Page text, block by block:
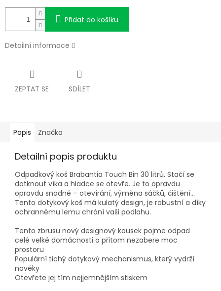
Přidat do košíku
Detailní informace
ZEPTAT SE SDÍLET
Popis Značka
Detailní popis produktu
Odpadkový koš Brabantia Touch Bin 30 litrů. Stačí se
dotknout víka a hladce se otevře. Je to opravdu
opravdu snadné – otevírání, výměna sáčků, čištění...
Tento dotykový koš má kulatý design, je robustní a díky
ochrannému lemu chrání vaši podlahu.
Tento zbrusu nový designový kousek pojme odpad
celé velké domácnosti a přitom nezabere moc
prostoru
Populární tichý dotykový mechanismus, který vydrží
navěky
Otevřete jej tím nejjemnějším stiskem